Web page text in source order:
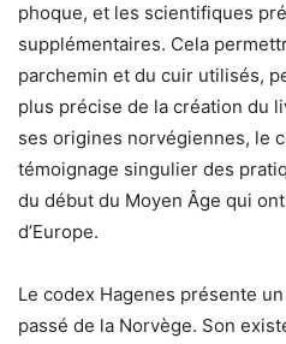
phoque, et les scientifiques
supplémentaires. Cela
parchemin et du cuir utilisés,
plus précise de la création du
ses origines norvégiennes, le
témoignage singulier des
du début du Moyen Âge qui
d’Europe.
Le codex Hagenes présente
passé de la Norvège. Son